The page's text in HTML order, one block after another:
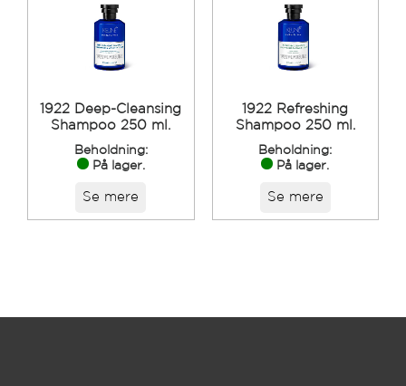
1922 Deep-Cleansing
Shampoo 250 ml.
Beholdning:
På lager.
Se mere
1922 Refreshing
Shampoo 250 ml.
Beholdning:
På lager.
Se mere